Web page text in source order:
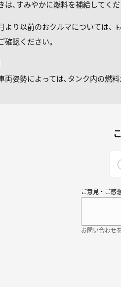
は､すみやかに燃料を補給してくだ
より以前のおクルマについては、
確認ください。
両姿勢によっては､タンク内の燃
ご意見・ご感
お問い合わせ